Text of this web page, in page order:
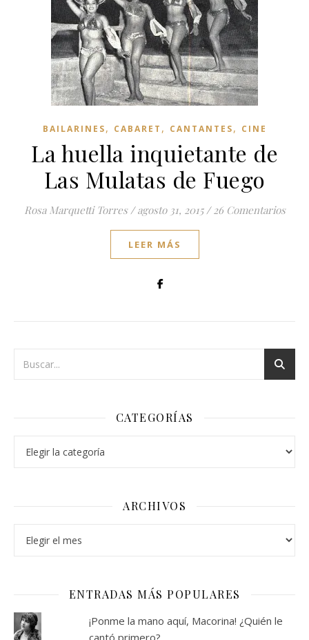
BAILARINES, CABARET , CANTANTES, CINE
La huella inquietante de
Las Mulatas de Fuego
Rosa Marquetti Torres / agosto 31, 2015 / 26 Comentarios
LEER MÁS
CATEGORÍAS
ARCHIVOS
ENTRADAS MÁS POPULARES
¡Ponme la mano aquí, Macorina! ¿Quién le
cantó primero?